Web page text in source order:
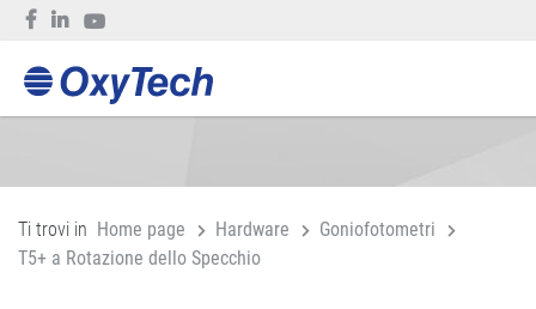
Ti trovi in Home page Hardware
Goniofotometri
T5+ a Rotazione dello Specchio